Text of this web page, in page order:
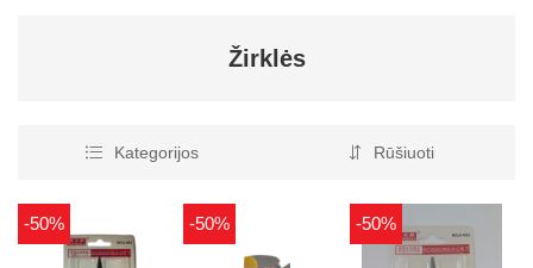
Žirklės
Kategorijos Rūšiuoti
-50% -50% -50%